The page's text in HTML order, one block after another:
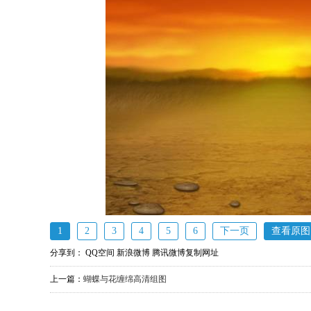
1 2 3 4 5 6 下一页 查看原图
分享到： QQ空间 新浪微博 腾讯微博复制网址
上一篇： 蝴蝶与花缠绵高清组图